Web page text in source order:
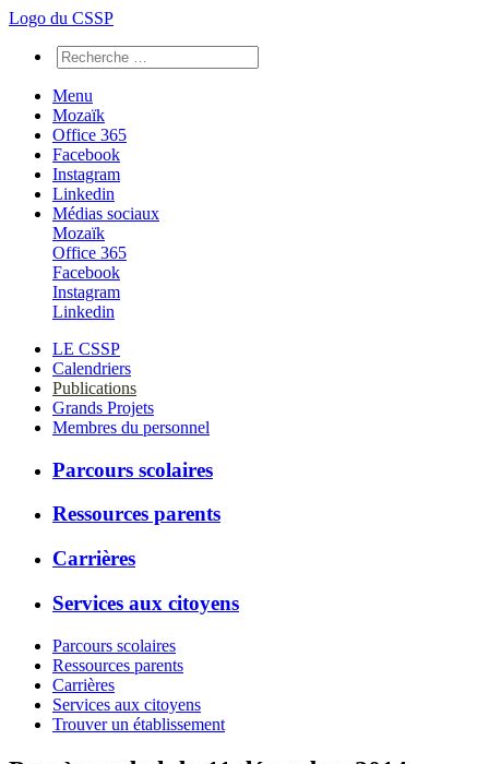
Logo du CSSP
Menu
Mozaïk
Office 365
Facebook
Instagram
Linkedin
Médias sociaux
Mozaïk
Office 365
Facebook
Instagram
Linkedin
LE CSSP
Calendriers
Publications
Grands Projets
Membres du personnel
Parcours scolaires
Ressources parents
Carrières
Services aux citoyens
Parcours scolaires
Ressources parents
Carrières
Services aux citoyens
Trouver un établissement